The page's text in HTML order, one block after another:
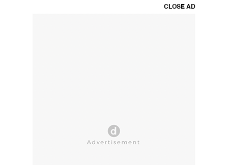
CLOSE AD